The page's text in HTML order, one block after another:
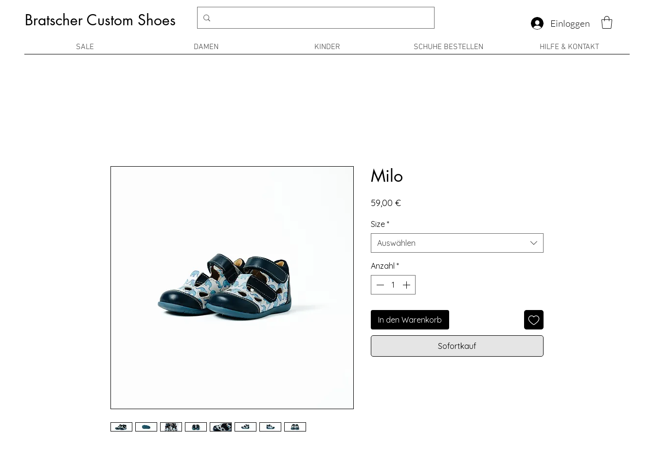
Bratscher Custom Shoes Einloggen
SALE DAMEN KINDER SCHUHE BESTELLEN HILFE & KONTAKT
Milo
59,00 €Preis
Size *
Auswählen
Anzahl *
In den Warenkorb
Sofortkauf